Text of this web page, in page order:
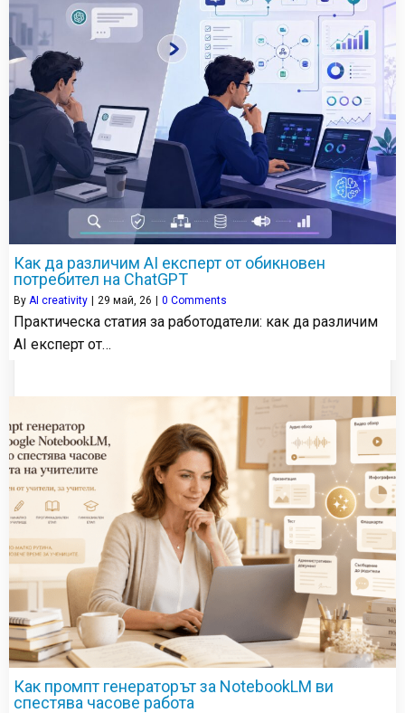
Как да различим AI експерт от обикновен
потребител на ChatGPT
By AI creativity 29 май, 26 0 Comments
Практическа статия за работодатели: как да различим
AI експерт от…
Как промпт генераторът за NotebookLM ви
спестява часове работа